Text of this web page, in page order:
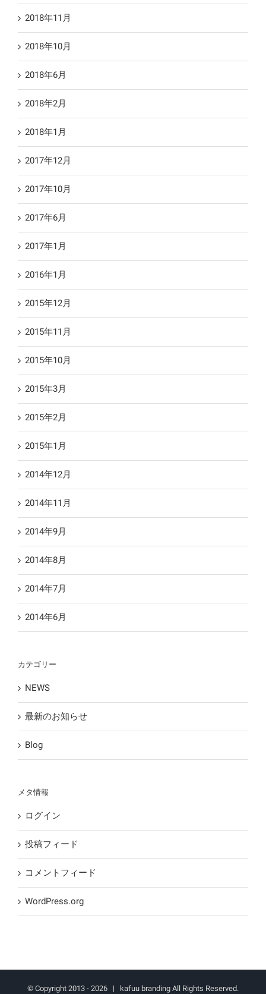
2018年11月
2018年10月
2018年6月
2018年2月
2018年1月
2017年12月
2017年10月
2017年6月
2017年1月
2016年1月
2015年12月
2015年11月
2015年10月
2015年3月
2015年2月
2015年1月
2014年12月
2014年11月
2014年9月
2014年8月
2014年7月
2014年6月
カテゴリー
NEWS
最新のお知らせ
Blog
メタ情報
ログイン
投稿フィード
コメントフィード
WordPress.org
© Copyright 2013 - 2026 | kafuu branding All Rights Reserved.